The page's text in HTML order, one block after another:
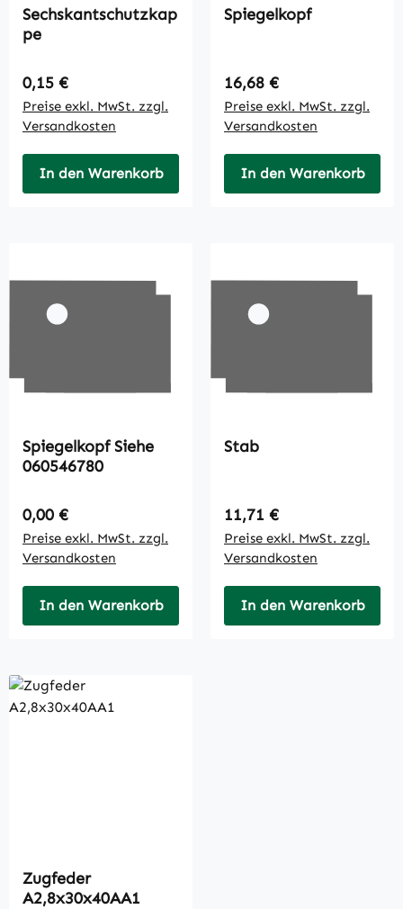
Sechskantschutzkap
pe
Regulärer Preis:
0,15 €
Preise exkl. MwSt. zzgl.
Versandkosten
In den Warenkorb
Spiegelkopf
Regulärer Preis:
16,68 €
Preise exkl. MwSt. zzgl.
Versandkosten
In den Warenkorb
Spiegelkopf Siehe
060546780
Regulärer Preis:
0,00 €
Preise exkl. MwSt. zzgl.
Versandkosten
In den Warenkorb
Stab
Regulärer Preis:
11,71 €
Preise exkl. MwSt. zzgl.
Versandkosten
In den Warenkorb
Zugfeder
A2,8x30x40AA1